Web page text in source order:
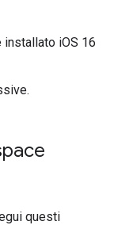
iOS 16
questi